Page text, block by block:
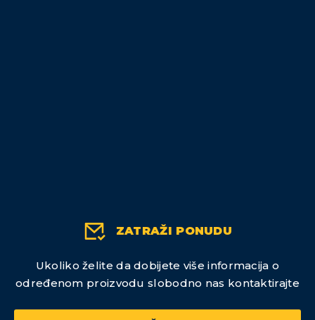
ZATRAŽI PONUDU
Ukoliko želite da dobijete više informacija o
određenom proizvodu slobodno nas kontaktirajte